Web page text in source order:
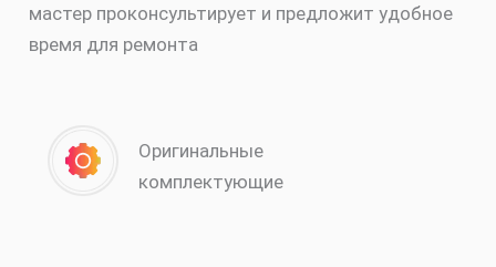
мастер проконсультирует и предложит удобное
время для ремонта
Оригинальные
комплектующие